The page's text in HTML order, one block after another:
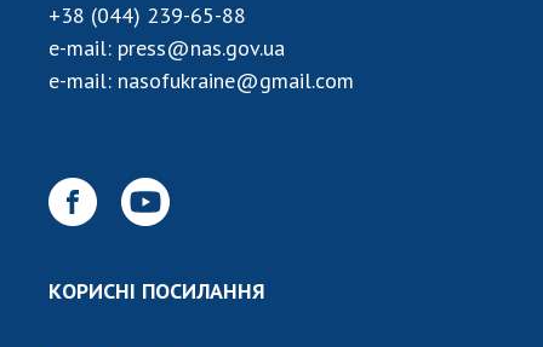
+38 (044) 239-65-88
e-mail: press@nas.gov.ua
e-mail: nasofukraine@gmail.com
КОРИСНІ ПОСИЛАННЯ